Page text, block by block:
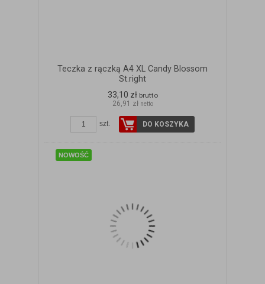
Teczka z rączką A4 XL Candy Blossom
St.right
33,10 zł brutto
26,91 zł netto
szt. DO KOSZYKA
ZOBACZ SZCZEGÓŁY
NOWOŚĆ